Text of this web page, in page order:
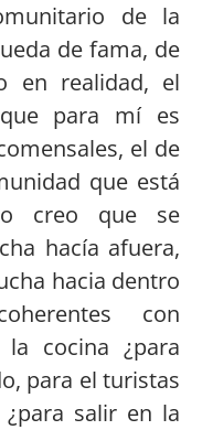
de la
de fama, de
en realidad, el
para mí es
el de
que está
creo que se
hacía afuera,
hacia dentro
con
cocina ¿para
para el turistas
salir en la